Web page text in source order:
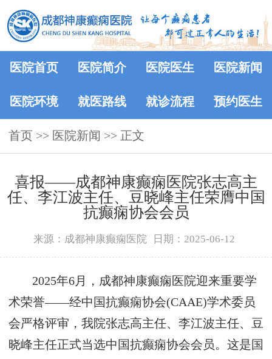
医院首页 医院简介 医院医生 医院新闻
医院环境 就医路线 就诊流程 预约医生
首页 >> 医院新闻 >> 正文
喜报——成都神康癫痫医院张志高主
任、李江波主任、豆晓峰主任荣膺中国
抗癫痫协会会员
来源：成都神康癫痫医院 日期：2025-06-12
2025年6月，成都神康癫痫医院迎来重要学
术荣誉——经中国抗癫痫协会(CAAE)学术委员
会严格评审，我院张志高主任、李江波主任、豆
晓峰主任正式当选中国抗癫痫协会会员。这是国